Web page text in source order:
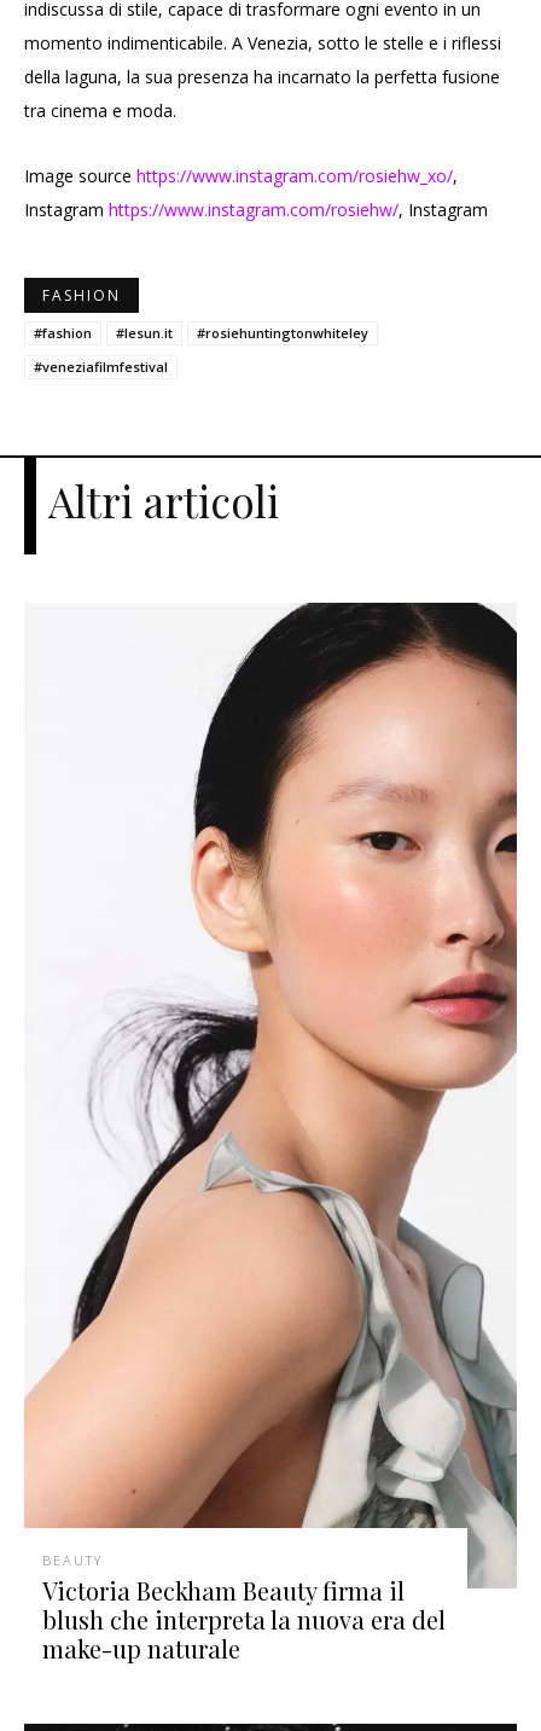
indiscussa di stile, capace di trasformare ogni evento in un
momento indimenticabile. A Venezia, sotto le stelle e i riflessi
della laguna, la sua presenza ha incarnato la perfetta fusione
tra cinema e moda.
Image source https://www.instagram.com/rosiehw_xo/,
Instagram https://www.instagram.com/rosiehw/, Instagram
FASHION
#fashion #lesun.it
#rosiehuntingtonwhiteley
#veneziafilmfestival
Altri articoli
BEAUTY
Victoria Beckham Beauty firma il
blush che interpreta la nuova era del
make-up naturale